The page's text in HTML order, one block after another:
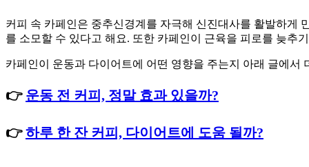
커피 속 카페인은 중추신경계를 자극해 신진대사를 활발하게
를 소모할 수 있다고 해요. 또한 카페인이 근육을 피로를 늦추
카페인이 운동과 다이어트에 어떤 영향을 주는지 아래 글에서
👉 운동 전 커피, 정말 효과 있을까?
👉하루 한 잔 커피, 다이어트에 도움 될까?